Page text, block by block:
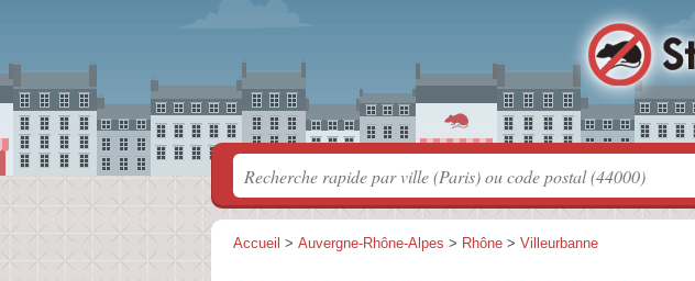
Accueil > Auvergne-Rhône-Alpes > Rhône > Villeurbanne